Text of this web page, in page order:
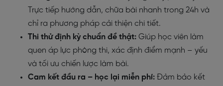
Trực tiếp hướng dẫn, chữa bài nhanh trong 24h và
chỉ ra phương pháp cải thiện chi tiết.
Thi thử định kỳ chuẩn đề thật: Giúp học viên làm
quen áp lực phòng thi, xác định điểm mạnh – yếu
và tối ưu chiến lược làm bài.
Cam kết đầu ra – học lại miễn phí: Đảm bảo kết